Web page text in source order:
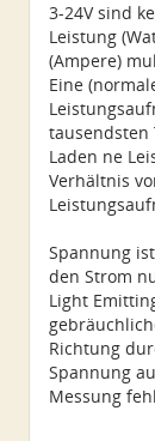
3-24V sind
Leistung
(Ampere)
Eine
tausendsten
Laden ne
Verhältnis
Spannung
den Strom
Light
Richtung
Spannung
Messung